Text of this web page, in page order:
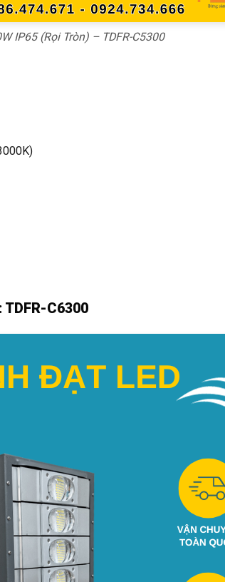
IP65 (Rọi Tròn) – TDFR-C5300
TDFR-C6300